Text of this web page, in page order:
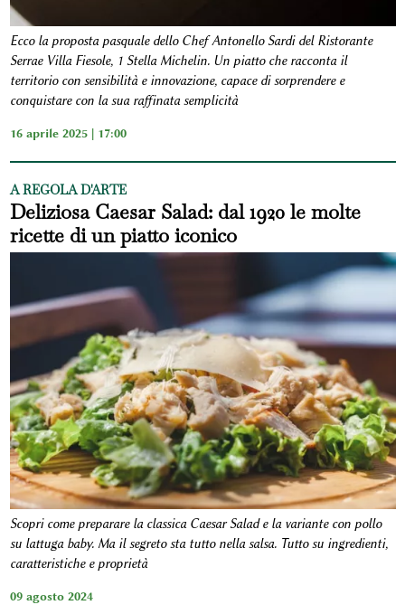
Ecco la proposta pasquale dello Chef Antonello Sardi del Ristorante
Serrae Villa Fiesole, 1 Stella Michelin. Un piatto che racconta il
territorio con sensibilità e innovazione, capace di sorprendere e
conquistare con la sua raffinata semplicità
16 aprile 2025 | 17:00
A REGOLA D'ARTE
Deliziosa Caesar Salad: dal 1920 le molte
ricette di un piatto iconico
Scopri come preparare la classica Caesar Salad e la variante con pollo
su lattuga baby. Ma il segreto sta tutto nella salsa. Tutto su ingredienti,
caratteristiche e proprietà
09 agosto 2024